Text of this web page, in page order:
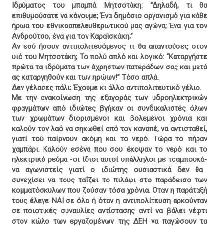
Ιδρύματος του μπαμπά Μητσοτάκη: “Δηλαδή, τι θα
επιθυμούσατε να κάνουμε; Ένα δημόσιο οργανισμό για κάθε
ήρωα του εθνικοαπελευθερωτικού μας αγώνα; Ένα για τον
Ανδρούτσο, ένα για τον Καραϊσκάκη;”
Αν εσύ ήσουν αντιπολιτευόμενος τι θα απαντούσες στον
υιό του Μητσοτάκη; Το πολύ απλό και λογικό: “Καταργήστε
πρώτα τα ιδρύματα των άχρηστων πατεράδων σας και μετά
ας καταργηθούν και των ηρώων!” Τόσο απλά.
Δεν γέλασες πάλι; Έχουμε κι άλλο αντιπολιτευτικό γέλιο.
Με την ανακοίνωση της εξαγοράς των υδροηλεκτρικών
φραγμάτων από ιδιώτες βγήκαν οι συνδικαλιστές όλων
των χρωμάτων διορισμένοι και βολεμένοι χρόνια και
καλούν τον λαό να σηκωθεί από τον καναπέ, να αντισταθεί,
γιατί τού παίρνουν ακόμη και το νερό. Τώρα το πήραν
χαμπάρι. Καλούν εσένα που σου έκοψαν το νερό και το
ηλεκτρικό ρεύμα -οι ίδιοι αυτοί υπάλληλοι με τσαμπουκά-
να αγωνιστείς γιατί ο ιδιώτης ουσιαστικά δεν θα
συνεχίσει να τους ταΐζει το πιλάφι στο παράδεισο των
κομματόσκυλων που ζούσαν τόσα χρόνια. Όταν η παράταξή
τους έλεγε ΝΑΙ σε όλα ή όταν η αντιπολίτευση αρκούνταν
σε ποιοτικές συναυλίες αντίστασης αντί να βάλει νέφτι
στον κώλο των εργαζομένων της ΔΕΗ να παγώσουν τα